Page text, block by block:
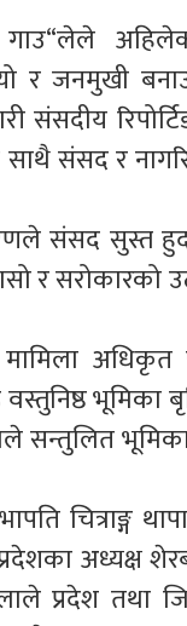
र जनमुखी
संसदीय
साथै संसद र
संसद सुस्त
र सरोकारको
अधिकृत
भूमिका
सन्तुलित
चित्राङ्ग
अध्यक्ष
प्रदेश तथा